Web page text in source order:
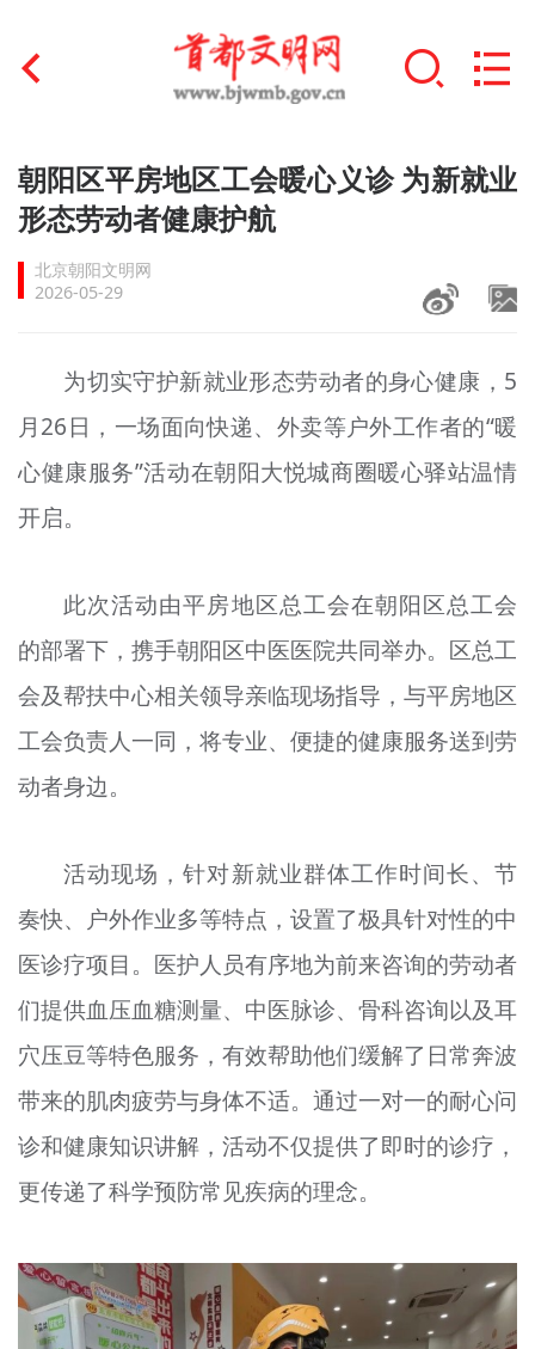
首页
文明创建
文明实践
未成年人思想道德建设
榜样人物
+
身边好人
北京宣传文化引导基金
宣传思想文化人才
专题
资料库
朝阳区平房地区工会暖心义诊 为新就业
形态劳动者健康护航
北京朝阳文明网
2026-05-29
为切实守护新就业形态劳动者的身心健康，5
月26日，一场面向快递、外卖等户外工作者的“暖
心健康服务”活动在朝阳大悦城商圈暖心驿站温情
开启。
此次活动由平房地区总工会在朝阳区总工会
的部署下，携手朝阳区中医医院共同举办。区总工
会及帮扶中心相关领导亲临现场指导，与平房地区
工会负责人一同，将专业、便捷的健康服务送到劳
动者身边。
活动现场，针对新就业群体工作时间长、节
奏快、户外作业多等特点，设置了极具针对性的中
医诊疗项目。医护人员有序地为前来咨询的劳动者
们提供血压血糖测量、中医脉诊、骨科咨询以及耳
穴压豆等特色服务，有效帮助他们缓解了日常奔波
带来的肌肉疲劳与身体不适。通过一对一的耐心问
诊和健康知识讲解，活动不仅提供了即时的诊疗，
更传递了科学预防常见疾病的理念。